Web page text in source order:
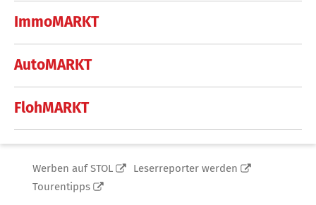
ImmoMARKT
AutoMARKT
FlohMARKT
Werben auf STOL
Leserreporter werden
Tourentipps